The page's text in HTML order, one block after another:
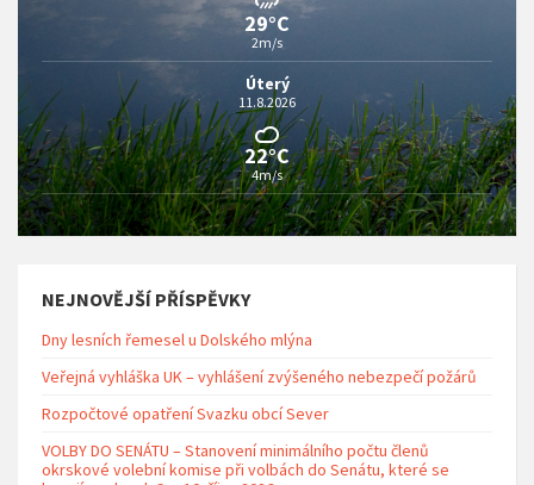
29°C
2m/s
Úterý
11.8.2026
22°C
4m/s
NEJNOVĚJŠÍ PŘÍSPĚVKY
Dny lesních řemesel u Dolského mlýna
Veřejná vyhláška UK – vyhlášení zvýšeného nebezpečí požárů
Rozpočtové opatření Svazku obcí Sever
VOLBY DO SENÁTU – Stanovení minimálního počtu členů
okrskové volební komise při volbách do Senátu, které se